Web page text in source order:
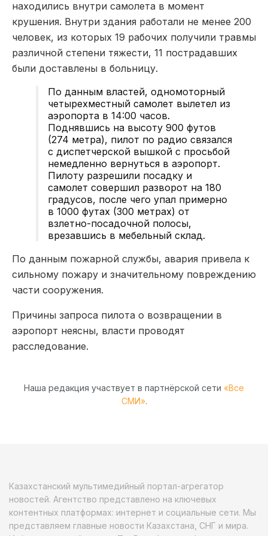
находились внутри самолета в момент
крушения. Внутри здания работали не менее 200
человек, из которых 19 рабочих получили травмы
различной степени тяжести, 11 пострадавших
были доставлены в больницу.
По данным властей, одномоторный
четырехместный самолет вылетел из
аэропорта в 14:00 часов.
Поднявшись на высоту 900 футов
(274 метра), пилот по радио связался
с диспетчерской вышкой с просьбой
немедленно вернуться в аэропорт.
Пилоту разрешили посадку и
самолет совершил разворот на 180
градусов, после чего упал примерно
в 1000 футах (300 метрах) от
взлетно-посадочной полосы,
врезавшись в мебельный склад.
По данным пожарной службы, авария привела к
сильному пожару и значительному повреждению
части сооружения.
Причины запроса пилота о возвращении в
аэропорт неясны, власти проводят
расследование.
Наша редакция участвует в партнёрской сети «Все
СМИ».
Казахстанский мультимедийный портал-агрегатор
новостей. Агентство представлено на ключевых
контентных платформах: интернет и социальные сети. Мы
представляем главные новости Казахстана, СНГ и мира.